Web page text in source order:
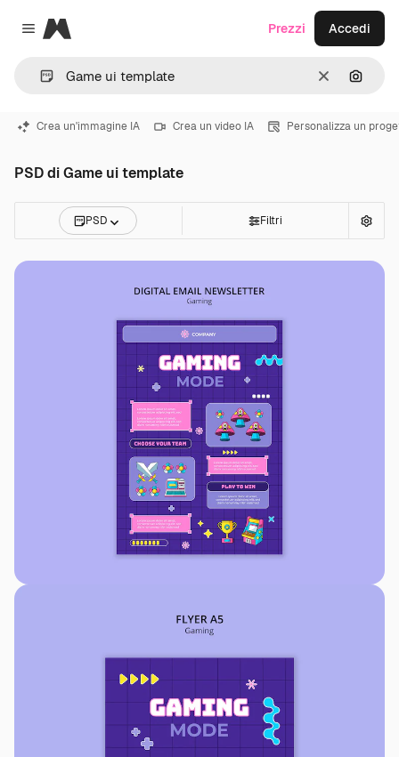
Close menu
Magnific
CancellaCerca
Prezzi Accedi
Crea un'immagine IA Crea un video IA Personalizza un
PSD di Game ui template
PSD Filtri